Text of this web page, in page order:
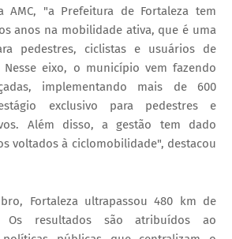
AMC, "a Prefeitura de Fortaleza tem
anos na mobilidade ativa, que é uma
pedestres, ciclistas e usuários de
eixo, o município vem fazendo
implementando mais de 600
exclusivo para pedestres e
Além disso, a gestão tem dado
voltados à ciclomobilidade", destacou
Fortaleza ultrapassou 480 km de
Os resultados são atribuídos ao